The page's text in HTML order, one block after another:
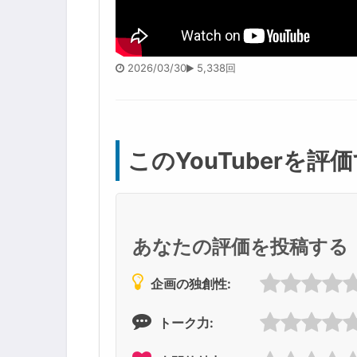
2026/03/30 5,338回
このYouTuberを評
あなたの評価を投稿する
企画の独創性:
トーク力: